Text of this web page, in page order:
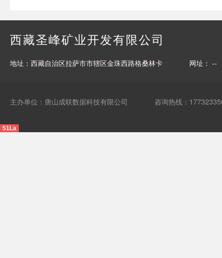
西藏圣峰矿业开发有限公司
地址：西藏自治区拉萨市市辖区金珠西路格桑林卡 网址： --
主办单位：唐山成联数据科技有限公司 咨询热线：
51La